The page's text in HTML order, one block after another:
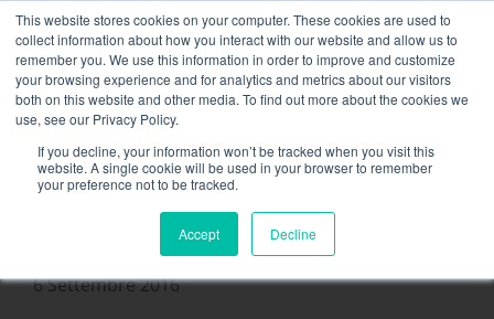
This website stores cookies on your computer. These cookies are used to
collect information about how you interact with our website and allow us to
remember you. We use this information in order to improve and customize
your browsing experience and for analytics and metrics about our visitors
both on this website and other media. To find out more about the cookies we
use, see our Privacy Policy.
If you decline, your information won’t be tracked when you visit this
website. A single cookie will be used in your browser to remember
your preference not to be tracked.
Accept Decline
content
NEW FLEET: Banche di carico da 3,5 MW / MVA disponibili,
maggiori informazioni qui.
CONTATTO
Toggle
Servizi correlati
Secteurs et solutions
https://rentaload.com/es/empresa-banco-de-carga-
6 Settembre 2016